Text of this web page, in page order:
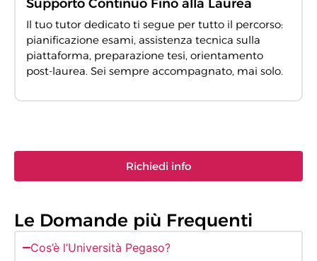
Supporto Continuo Fino alla Laurea
Il tuo tutor dedicato ti segue per tutto il percorso:
pianificazione esami, assistenza tecnica sulla
piattaforma, preparazione tesi, orientamento
post-laurea. Sei sempre accompagnato, mai solo.
Richiedi info
Le Domande più Frequenti
Cos’è l’Università Pegaso?